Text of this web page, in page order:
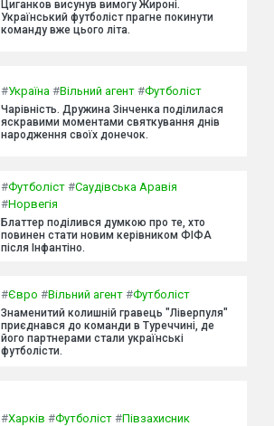
Циганков висунув вимогу Жироні.
Український футболіст прагне покинути
команду вже цього літа.
#Україна #Вільний агент #Футболіст
Чарівність. Дружина Зінченка поділилася
яскравими моментами святкування днів
народження своїх донечок.
#Футболіст #Саудівська Аравія
#Норвегія
Блаттер поділився думкою про те, хто
повинен стати новим керівником ФІФА
після Інфантіно.
#Євро #Вільний агент #Футболіст
Знаменитий колишній гравець "Ліверпуля"
приєднався до команди в Туреччині, де
його партнерами стали українські
футболісти.
#Харків #Футболіст #Півзахисник